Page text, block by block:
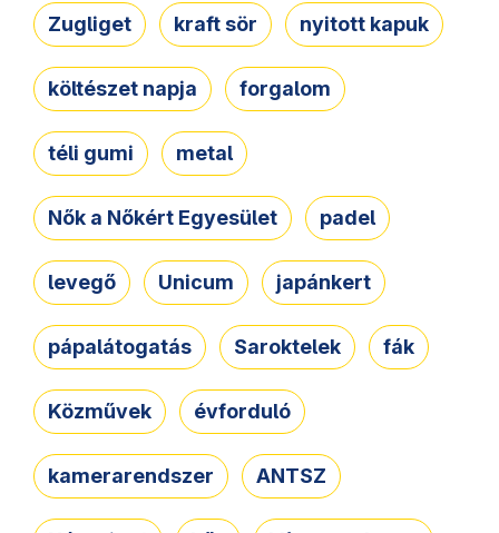
Zugliget kraft sör nyitott kapuk
költészet napja forgalom
téli gumi metal
Nők a Nőkért Egyesület padel
levegő Unicum japánkert
pápalátogatás Saroktelek fák
Közművek évforduló
kamerarendszer ANTSZ